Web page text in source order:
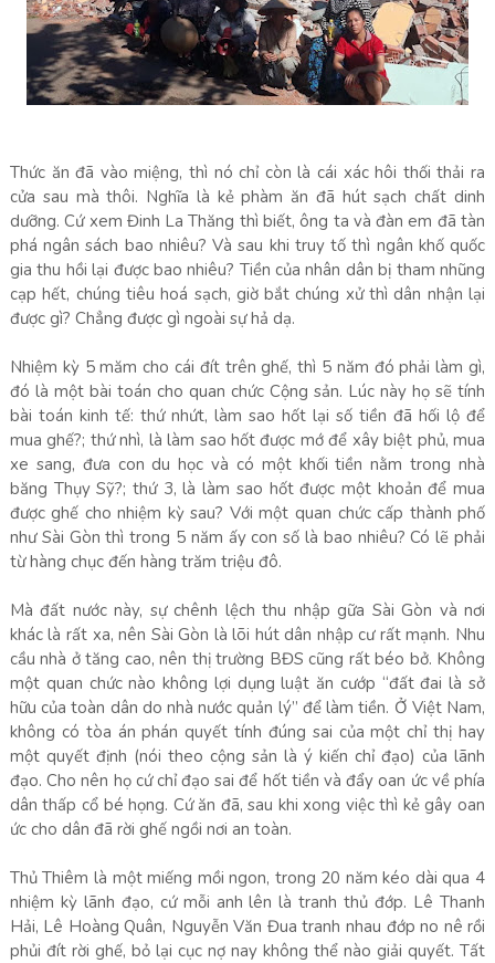
Thức ăn đã vào miệng, thì nó chỉ còn là cái xác hôi thối thải ra
cửa sau mà thôi. Nghĩa là kẻ phàm ăn đã hút sạch chất dinh
dưỡng. Cứ xem Đinh La Thăng thì biết, ông ta và đàn em đã tàn
phá ngân sách bao nhiêu? Và sau khi truy tố thì ngân khố quốc
gia thu hồi lại được bao nhiêu? Tiền của nhân dân bị tham nhũng
cạp hết, chúng tiêu hoá sạch, giờ bắt chúng xử thì dân nhận lại
được gì? Chẳng được gì ngoài sự hả dạ.
Nhiệm kỳ 5 măm cho cái đít trên ghế, thì 5 năm đó phải làm gì,
đó là một bài toán cho quan chức Cộng sản. Lúc này họ sẽ tính
bài toán kinh tế: thứ nhứt, làm sao hốt lại số tiền đã hối lộ để
mua ghế?; thứ nhì, là làm sao hốt được mớ để xây biệt phủ, mua
xe sang, đưa con du học và có một khối tiền nằm trong nhà
băng Thụy Sỹ?; thứ 3, là làm sao hốt được một khoản để mua
được ghế cho nhiệm kỳ sau? Với một quan chức cấp thành phố
như Sài Gòn thì trong 5 năm ấy con số là bao nhiêu? Có lẽ phải
từ hàng chục đến hàng trăm triệu đô.
Mà đất nước này, sự chênh lệch thu nhập gữa Sài Gòn và nơi
khác là rất xa, nên Sài Gòn là lõi hút dân nhập cư rất mạnh. Nhu
cầu nhà ở tăng cao, nên thị trường BĐS cũng rất béo bở. Không
một quan chức nào không lợi dụng luật ăn cướp “đất đai là sở
hữu của toàn dân do nhà nước quản lý” để làm tiền. Ở Việt Nam,
không có tòa án phán quyết tính đúng sai của một chỉ thị hay
một quyết định (nói theo cộng sản là ý kiến chỉ đạo) của lãnh
đạo. Cho nên họ cứ chỉ đạo sai để hốt tiền và đẩy oan ức về phía
dân thấp cổ bé họng. Cứ ăn đã, sau khi xong việc thì kẻ gây oan
ức cho dân đã rời ghế ngồi nơi an toàn.
Thủ Thiêm là một miếng mồi ngon, trong 20 năm kéo dài qua 4
nhiệm kỳ lãnh đạo, cứ mỗi anh lên là tranh thủ đớp. Lê Thanh
Hải, Lê Hoàng Quân, Nguyễn Văn Đua tranh nhau đớp no nê rồi
phủi đít rời ghế, bỏ lại cục nợ nay không thể nào giải quyết. Tất